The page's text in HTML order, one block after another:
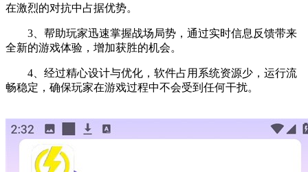
在激烈的对抗中占据优势。
3、帮助玩家迅速掌握战场局势，通过实时信息反馈带来
全新的游戏体验，增加获胜的机会。
4、经过精心设计与优化，软件占用系统资源少，运行流
畅稳定，确保玩家在游戏过程中不会受到任何干扰。